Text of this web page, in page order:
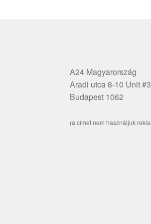
A24 Magyarország
Aradi utca 8-10 Unit
Budapest 1062
(a címet nem használjuk